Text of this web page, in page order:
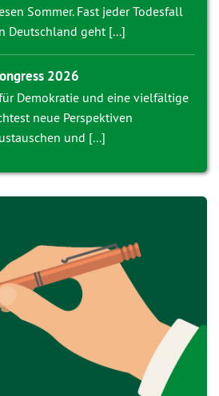
Sommer. Fast jeder Todesfall
Deutschland geht [...]
2026
Demokratie und eine vielfältige
neue Perspektiven
und [...]